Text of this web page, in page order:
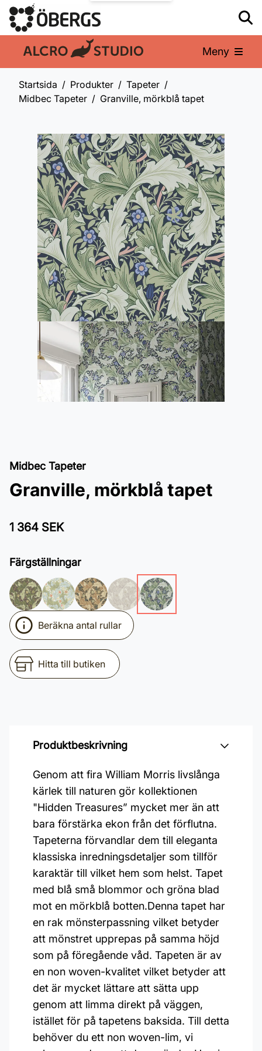
En del av: Meny
Startsida Produkter
Tapeter
Midbec Tapeter
Granville, mörkblå tapet
Midbec Tapeter
Granville, mörkblå tapet
1 364 SEK
Färgställningar
Beräkna antal rullar
Hitta till butiken
Produktbeskrivning
Genom att fira William Morris livslånga
kärlek till naturen gör kollektionen
"Hidden Treasures” mycket mer än att
bara förstärka ekon från det förflutna.
Tapeterna förvandlar dem till eleganta
klassiska inredningsdetaljer som tillför
karaktär till vilket hem som helst. Tapet
med blå små blommor och gröna blad
mot en mörkblå botten.Denna tapet har
en rak mönsterpassning vilket betyder
att mönstret upprepas på samma höjd
som på föregående våd. Tapeten är av
en non woven-kvalitet vilket betyder att
det är mycket lättare att sätta upp
genom att limma direkt på väggen,
istället för på tapetens baksida. Till detta
behöver du ett non woven-lim, vi